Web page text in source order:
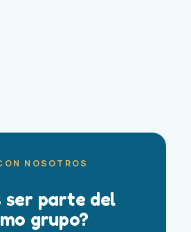
NOSOTROS
ser parte del
grupo?